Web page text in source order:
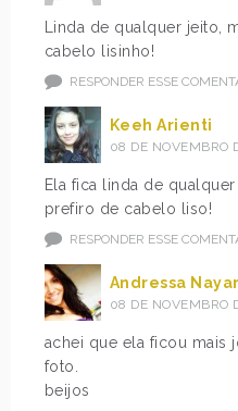
Linda de qualquer jeito,
cabelo lisinho!
RESPONDER ESSE
Keeh Arienti
08 DE NOVEMBRO
Ela fica linda de
prefiro de cabelo liso!
RESPONDER ESSE
Andressa
08 DE NOVEMBRO
achei que ela ficou mais
foto.
beijos